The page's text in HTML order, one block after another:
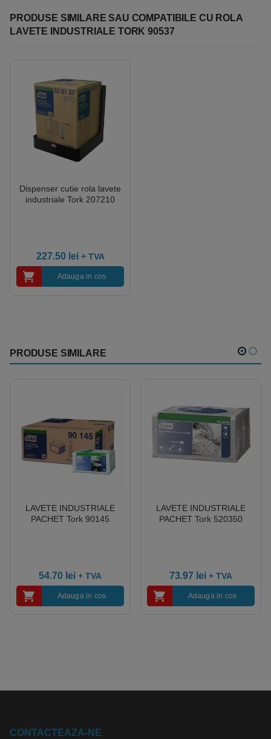
PRODUSE SIMILARE SAU COMPATIBILE CU ROLA
LAVETE INDUSTRIALE TORK 90537
Dispenser cutie rola lavete
industriale Tork 207210
227.50 lei + TVA
Adauga in cos
PRODUSE SIMILARE
LAVETE INDUSTRIALE
PACHET Tork 90145
54.70 lei + TVA
Adauga in cos
LAVETE INDUSTRIALE
PACHET Tork 520350
73.97 lei + TVA
Adauga in cos
CONTACTEAZA-NE